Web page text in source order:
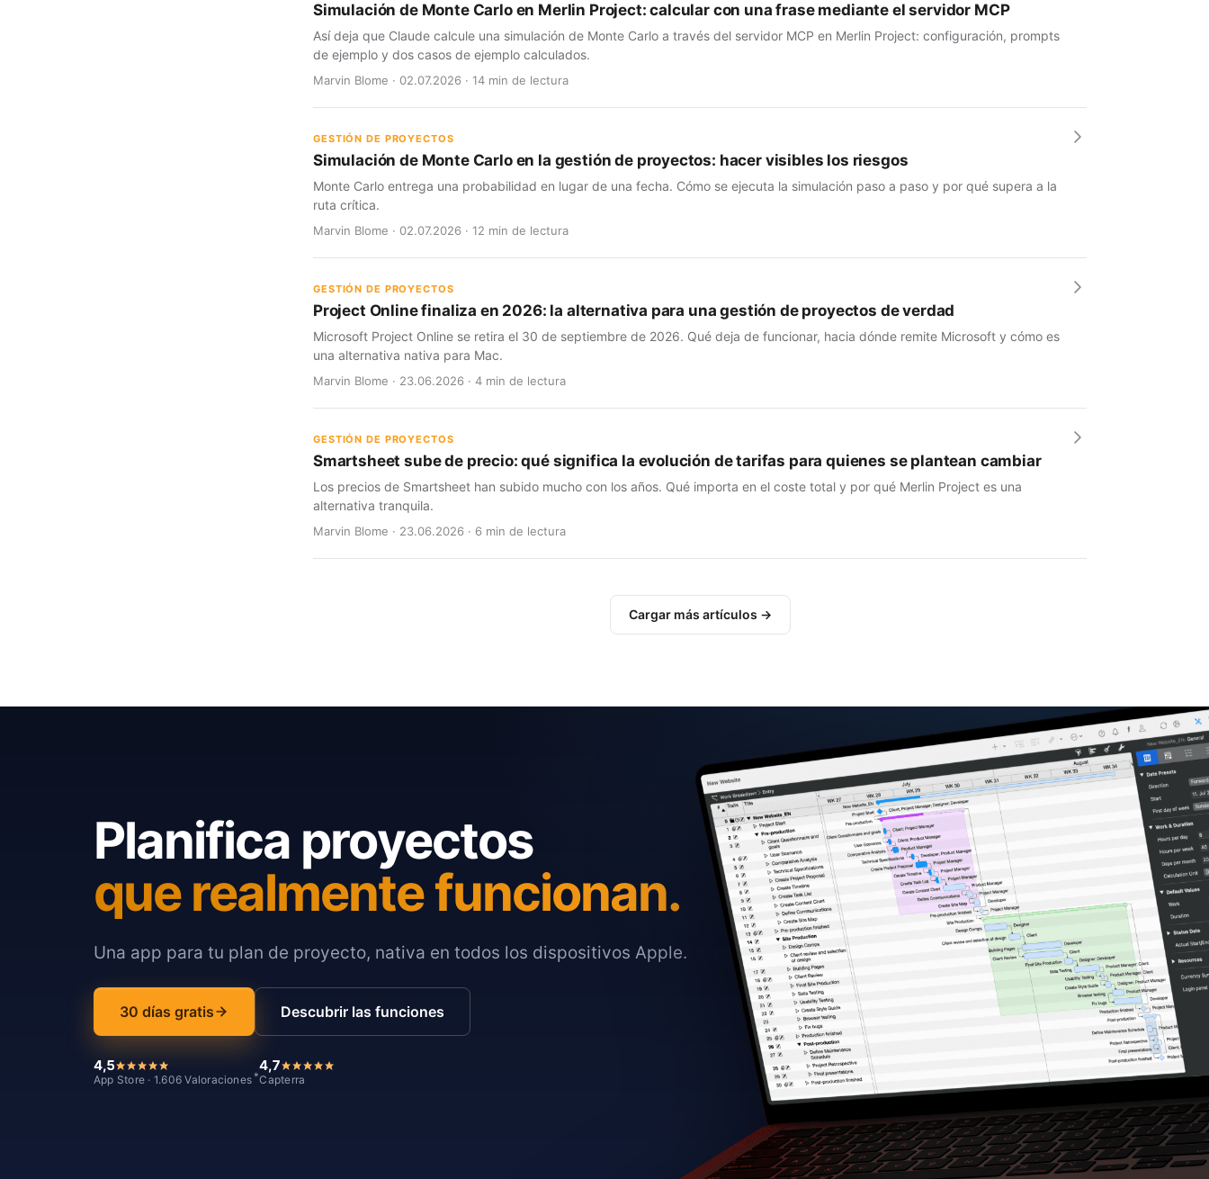
Simulación de Monte Carlo en Merlin Project: calcular con una frase mediante el servidor MCP
Así deja que Claude calcule una simulación de Monte Carlo a través del servidor MCP en Merlin Project: configuración, prompts
de ejemplo y dos casos de ejemplo calculados.
Marvin Blome · 02.07.2026 · 14 min de lectura
GESTIÓN DE PROYECTOS
Simulación de Monte Carlo en la gestión de proyectos: hacer visibles los riesgos
Monte Carlo entrega una probabilidad en lugar de una fecha. Cómo se ejecuta la simulación paso a paso y por qué supera a la
ruta crítica.
Marvin Blome · 02.07.2026 · 12 min de lectura
GESTIÓN DE PROYECTOS
Project Online finaliza en 2026: la alternativa para una gestión de proyectos de verdad
Microsoft Project Online se retira el 30 de septiembre de 2026. Qué deja de funcionar, hacia dónde remite Microsoft y cómo es
una alternativa nativa para Mac.
Marvin Blome · 23.06.2026 · 4 min de lectura
GESTIÓN DE PROYECTOS
Smartsheet sube de precio: qué significa la evolución de tarifas para quienes se plantean cambiar
Los precios de Smartsheet han subido mucho con los años. Qué importa en el coste total y por qué Merlin Project es una
alternativa tranquila.
Marvin Blome · 23.06.2026 · 6 min de lectura
Cargar más artículos →
Planifica proyectos
que realmente funcionan.
Una app para tu plan de proyecto, nativa en todos los dispositivos Apple.
30 días gratis Descubrir las funciones
4,5
App Store · 1.606 Valoraciones *
4,7
Capterra